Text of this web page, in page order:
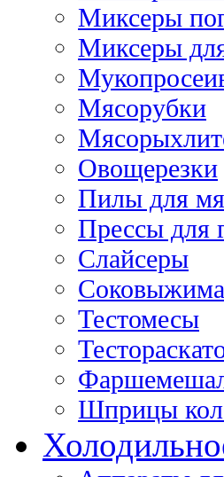
Миксеры
Миксеры
Мясорубки
Овощерезки
Пилы для
Прессы для
Слайсеры
Тестомесы
Шприцы